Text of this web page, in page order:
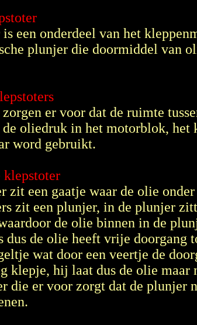
een onderdeel van het
plunjer die doormiddel van
er voor dat de ruimte
oliedruk in het motorblok,
word gebruikt.
klepstoter
zit een gaatje waar de olie
zit een plunjer, in de plunjer
de olie binnen in de
de olie heeft vrije doorgang
wat door een veertje de
klepje, hij laat dus de olie maar
die er voor zorgt dat de plunjer